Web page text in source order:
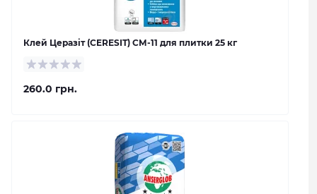
Клей Церазіт (CERESIT) СМ-11 для плитки 25 кг
260.0 грн.